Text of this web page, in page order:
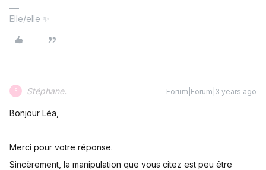
Elle/elle ✨
S Stéphane. Forum|Forum|3 years ago
Bonjour Léa,
Merci pour votre réponse.
Sincèrement, la manipulation que vous citez est peu être